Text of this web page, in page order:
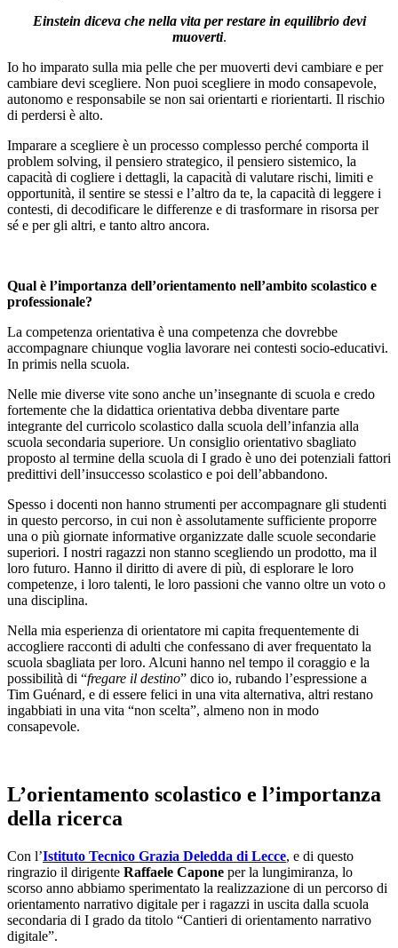
Einstein diceva che nella vita per restare in equilibrio devi
muoverti.
Io ho imparato sulla mia pelle che per muoverti devi cambiare e per
cambiare devi scegliere. Non puoi scegliere in modo consapevole,
autonomo e responsabile se non sai orientarti e riorientarti. Il rischio
di perdersi è alto.
Imparare a scegliere è un processo complesso perché comporta il
problem solving, il pensiero strategico, il pensiero sistemico, la
capacità di cogliere i dettagli, la capacità di valutare rischi, limiti e
opportunità, il sentire se stessi e l’altro da te, la capacità di leggere i
contesti, di decodificare le differenze e di trasformare in risorsa per
sé e per gli altri, e tanto altro ancora.
Qual è l’importanza dell’orientamento nell’ambito scolastico e
professionale?
La competenza orientativa è una competenza che dovrebbe
accompagnare chiunque voglia lavorare nei contesti socio-educativi.
In primis nella scuola.
Nelle mie diverse vite sono anche un’insegnante di scuola e credo
fortemente che la didattica orientativa debba diventare parte
integrante del curricolo scolastico dalla scuola dell’infanzia alla
scuola secondaria superiore. Un consiglio orientativo sbagliato
proposto al termine della scuola di I grado è uno dei potenziali fattori
predittivi dell’insuccesso scolastico e poi dell’abbandono.
Spesso i docenti non hanno strumenti per accompagnare gli studenti
in questo percorso, in cui non è assolutamente sufficiente proporre
una o più giornate informative organizzate dalle scuole secondarie
superiori. I nostri ragazzi non stanno scegliendo un prodotto, ma il
loro futuro. Hanno il diritto di avere di più, di esplorare le loro
competenze, i loro talenti, le loro passioni che vanno oltre un voto o
una disciplina.
Nella mia esperienza di orientatore mi capita frequentemente di
accogliere racconti di adulti che confessano di aver frequentato la
scuola sbagliata per loro. Alcuni hanno nel tempo il coraggio e la
possibilità di “fregare il destino” dico io, rubando l’espressione a
Tim Guénard, e di essere felici in una vita alternativa, altri restano
ingabbiati in una vita “non scelta”, almeno non in modo
consapevole.
L’orientamento scolastico e l’importanza
della ricerca
Con l’Istituto Tecnico Grazia Deledda di Lecce, e di questo
ringrazio il dirigente Raffaele Capone per la lungimiranza, lo
scorso anno abbiamo sperimentato la realizzazione di un percorso di
orientamento narrativo digitale per i ragazzi in uscita dalla scuola
secondaria di I grado da titolo “Cantieri di orientamento narrativo
digitale”.